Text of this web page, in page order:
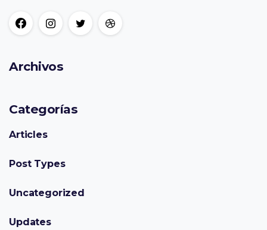
Archivos
Categorías
Articles
Post Types
Uncategorized
Updates